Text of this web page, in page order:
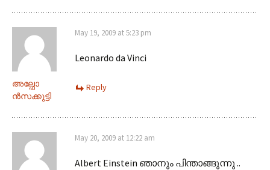
അല്ഫോ
ന്‍സക്കുട്ടി
May 19, 2009 at 5:23 pm
Leonardo da Vinci
Reply
May 20, 2009 at 12:22 am
Albert Einstein ഞാനും പിന്താങ്ങുന്നു ..